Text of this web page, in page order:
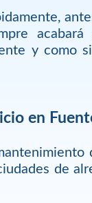
acabará
y como
en
de